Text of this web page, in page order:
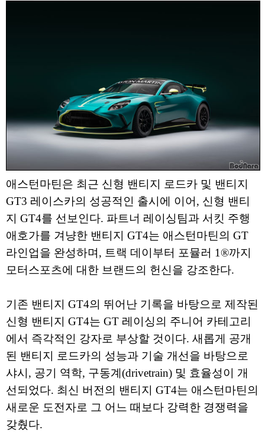
애스턴마틴은 최근 신형 밴티지 로드카 및 밴티지
GT3 레이스카의 성공적인 출시에 이어, 신형 밴티
지 GT4를 선보인다. 파트너 레이싱팀과 서킷 주행
애호가를 겨냥한 밴티지 GT4는 애스턴마틴의 GT
라인업을 완성하며, 트랙 데이부터 포뮬러 1®까지
모터스포츠에 대한 브랜드의 헌신을 강조한다.
기존 밴티지 GT4의 뛰어난 기록을 바탕으로 제작된
신형 밴티지 GT4는 GT 레이싱의 주니어 카테고리
에서 즉각적인 강자로 부상할 것이다. 새롭게 공개
된 밴티지 로드카의 성능과 기술 개선을 바탕으로
샤시, 공기 역학, 구동계(drivetrain) 및 효율성이 개
선되었다. 최신 버전의 밴티지 GT4는 애스턴마틴의
새로운 도전자로 그 어느 때보다 강력한 경쟁력을
갖췄다.